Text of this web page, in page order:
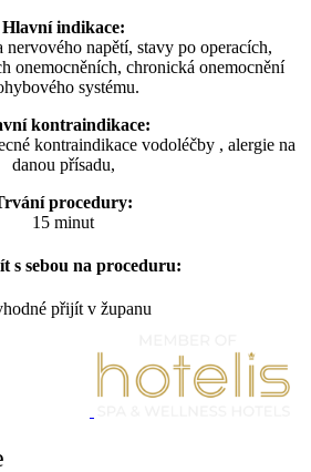
Hlavní indikace:
napětí, stavy po operacích,
onemocněních, chronická onemocnění
systému.
kontraindikace:
kontraindikace vodoléčby , alergie na
danou přísadu,
procedury:
15 minut
s sebou na proceduru:
přijít v županu